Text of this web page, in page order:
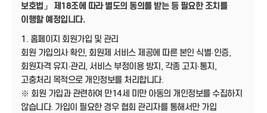
보호법」 제18조에 따라 별도의 동의를 받는 등 필요한 조치를
이행할 예정입니다.
1. 홈페이지 회원가입 및 관리
회원 가입의사 확인, 회원제 서비스 제공에 따른 본인 식별·인증,
회원자격 유지·관리, 서비스 부정이용 방지, 각종 고지·통지,
고충처리 목적으로 개인정보를 처리합니다.
※ 회원 가입과 관련하여 만14세 미만 아동의 개인정보를 수집하지
않습니다. 가입이 필요한 경우 협회 관리자를 통해서만 가입